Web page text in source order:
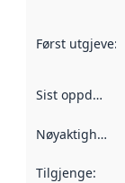
Først utgjeve:
Sist oppdatert
Nøyaktigheit
Tilgjenge: